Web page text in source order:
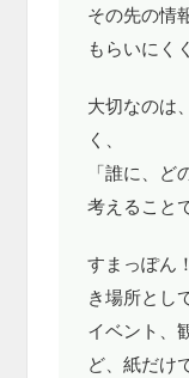
その先の情
もらいにく
大切なのは
く、
「誰に、
考えること
すまっぽん
き場所とし
イベント、
ど、紙だけ